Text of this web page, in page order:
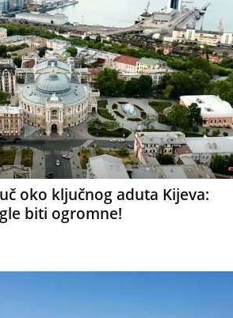
oko ključnog aduta Kijeva:
biti ogromne!